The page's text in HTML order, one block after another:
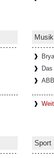
rankt sich
der
läuft eine
Musik
Sport